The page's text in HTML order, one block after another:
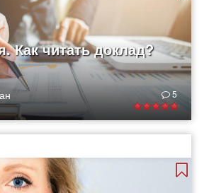
Как читать доклад?
5